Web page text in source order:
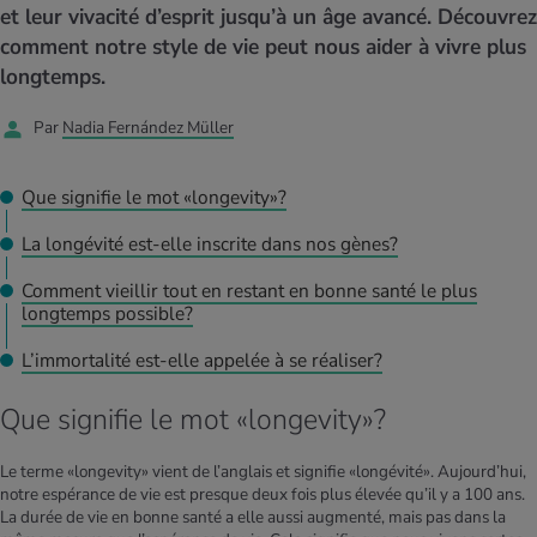
et intolérances
ACTUELS DANS LE DOMAINE ALIMENTATION
Calculez votre besoin en calories
d’hiver
Calculer la consommation de calories
Course & Jogging
au quotidien
Travail et santé
Détente active
médical
ACTUELS DANS LE DOMAINE MÉDECINE
Douleurs nerveuses
ACTUELS DANS LE DOMAINE SERVICE
Offres
Tool, test et quiz
et leur vivacité d’esprit jusqu’à un âge avancé. Découvrez
comment notre style de vie peut nous aider à vivre plus
longtemps.
Par Nadia Fernández Müller
Que signifie le mot «longevity»?
La longévité est-elle inscrite dans nos gènes?
Comment vieillir tout en restant en bonne santé le plus
longtemps possible?
L’immortalité est-elle appelée à se réaliser?
Que signifie le mot «longevity»?
Le terme «longevity» vient de l’anglais et signifie «longévité». Aujourd’hui,
notre espérance de vie est presque deux fois plus élevée qu’il y a 100 ans.
La durée de vie en bonne santé a elle aussi augmenté, mais pas dans la